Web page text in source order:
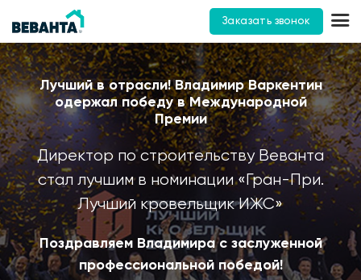
Заказать звонок
Лучший в отрасли! Владимир Варкентин
одержал победу в Международной
Премии
Директор по строительству Веванта
стал лучшим в номинации «Гран-При.
Лучший кровельщик ИЖС»
Поздравляем Владимира с заслуженной
профессиональной победой!